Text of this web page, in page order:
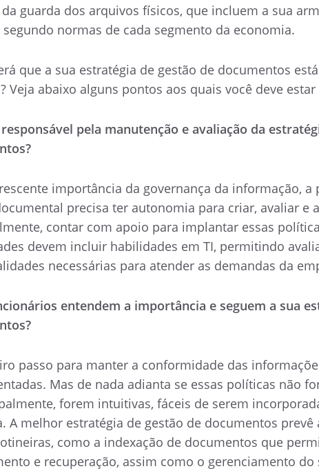
guarda dos arquivos físicos, que incluem a sua
segundo normas de cada segmento da economia.
que a sua estratégia de gestão de documentos
Veja abaixo alguns pontos aos quais você deve
pela manutenção e avaliação da
importância da governança da informação, a
precisa ter autonomia para criar, avaliar e
contar com apoio para implantar essas
devem incluir habilidades em TI, permitindo
necessárias para atender as demandas da
entendem a importância e seguem a sua
passo para manter a conformidade das
Mas de nada adianta se essas políticas não
forem intuitivas, fáceis de serem
A melhor estratégia de gestão de documentos prevê
como a indexação de documentos que
e recuperação, assim como o gerenciamento do